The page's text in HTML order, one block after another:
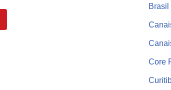
Brasil
Core